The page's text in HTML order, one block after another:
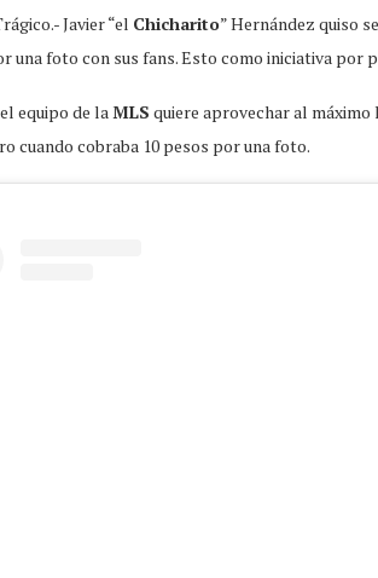
Javier “el Chicharito” Hernández quiso
una foto con sus fans. Esto como iniciativa por
equipo de laMLS quiere aprovechar al máximo
cuando cobraba 10 pesos por una foto.